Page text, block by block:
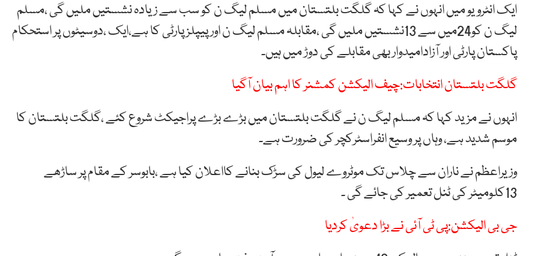
ایک انٹرویو میں انہوں نے کہا کہ گلگت بلتستان میں مسلم لیگ ن کو سب سے زیادہ نشستیں ملیں گی ،مسلم
لیگ ن کو24میں سے 13نشستیں ملیں گی ،مقابلہ مسلم لیگ ن اور پیپلزپارٹی کا ہے،ایک ،دوسیٹوں پر استحکام
پاکستان پارٹی اور آزادامیدوار بھی مقابلے کی دوڑ میں ہیں۔
گلگت بلتستان انتخابات:چیف الیکشن کمشنر کا اہم بیان آگیا
انہوں نے مزید کہا کہ مسلم لیگ ن نے گلگت بلتستان میں بڑے بڑے پراجیکٹ شروع کئے ،گلگت بلتستان کا
موسم شدید ہے، وہاں پر وسیع انفراسٹرکچر کی ضرورت ہے۔
وزیراعظم نے ناران سے چلاس تک موٹروے لیول کی سڑک بنانے کااعلان کیا ہے ،بابوسر کے مقام پر ساڑھے
13کلومیٹر کی ٹنل تعمیر کی جائے گی ۔
جی بی الیکشن:پی ٹی آئی نے بڑا دعویٰ کردیا